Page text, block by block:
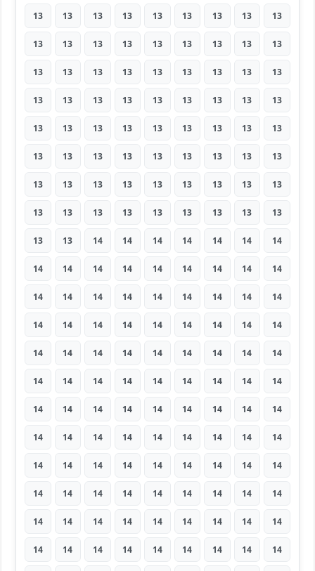
13 13 13 13 13 13 13 13 13
13 13 13 13 13 13 13 13 13
13 13 13 13 13 13 13 13 13
13 13 13 13 13 13 13 13 13
13 13 13 13 13 13 13 13 13
13 13 13 13 13 13 13 13 13
13 13 13 13 13 13 13 13 13
13 13 13 13 13 13 13 13 13
13 13 14 14 14 14 14 14 14
14 14 14 14 14 14 14 14 14
14 14 14 14 14 14 14 14 14
14 14 14 14 14 14 14 14 14
14 14 14 14 14 14 14 14 14
14 14 14 14 14 14 14 14 14
14 14 14 14 14 14 14 14 14
14 14 14 14 14 14 14 14 14
14 14 14 14 14 14 14 14 14
14 14 14 14 14 14 14 14 14
14 14 14 14 14 14 14 14 14
14 14 14 14 14 14 14 14 14